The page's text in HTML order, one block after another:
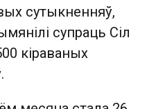
сутыкненняў,
супраць Сіл
кіраваных